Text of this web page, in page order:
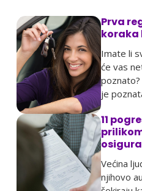
Prva
koraka
Imate li
će vas
je
pri prvoj
11
Većina
njihovo